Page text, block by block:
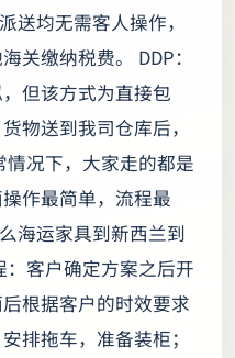
送均无需客人操作，
关缴纳税费。 DDP：
但该方式为直接包
物送到我司仓库后，
况下，大家走的都是
作最简单，流程最
海运家具到新西兰到
客户确定方案之后开
根据客户的时效要求
排拖车，准备装柜；